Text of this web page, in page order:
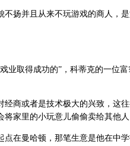
并且从来不玩游戏的商人，
取得成功的”，科蒂克的一位富
或者是技术极大的兴致，这
将家里的小玩意儿偷偷卖给其他
曼哈顿，那笔生意是他在中